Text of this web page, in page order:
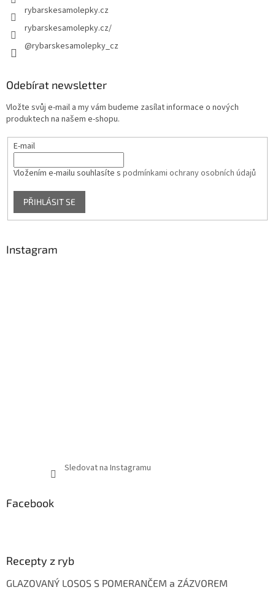
rybarskesamolepky.cz
rybarskesamolepky.cz/
@rybarskesamolepky_cz
Odebírat newsletter
Vložte svůj e-mail a my vám budeme zasílat informace o nových
produktech na našem e-shopu.
E-mail
Vložením e-mailu souhlasíte s podmínkami ochrany osobních údajů
PŘIHLÁSIT SE
Instagram
Sledovat na Instagramu
Facebook
Recepty z ryb
GLAZOVANÝ LOSOS S POMERANČEM a ZÁZVOREM